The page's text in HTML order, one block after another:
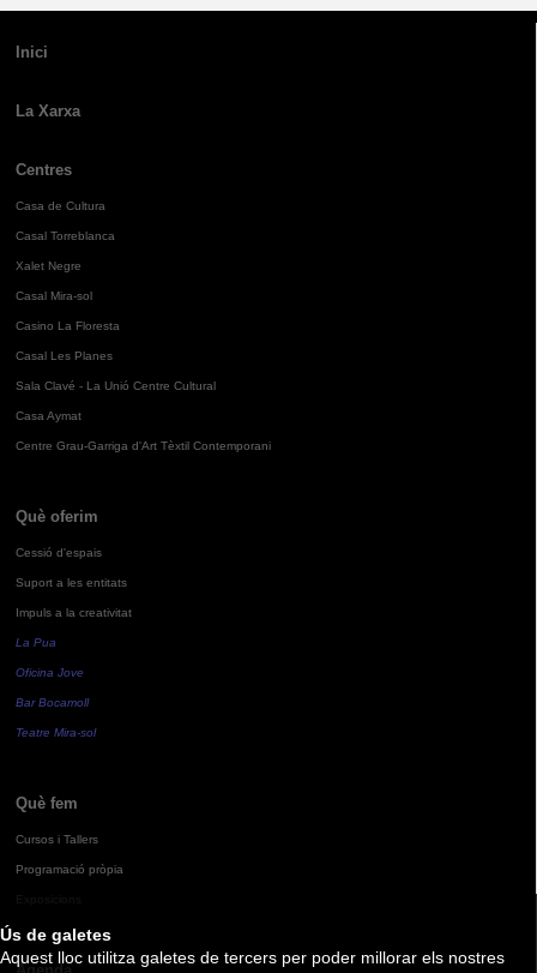
Ús de galetes
Aquest lloc utilitza galetes de tercers per poder millorar els nostres
Inici
La Xarxa
Centres
Casa de Cultura
Casal Torreblanca
Xalet Negre
Casal Mira-sol
Casino La Floresta
Casal Les Planes
Sala Clavé - La Unió Centre Cultural
Casa Aymat
Centre Grau-Garriga d'Art Tèxtil Contemporani
Què oferim
Cessió d'espais
Suport a les entitats
Impuls a la creativitat
La Pua
Oficina Jove
Bar Bocamoll
Teatre Mira-sol
Què fem
Cursos i Tallers
Programació pròpia